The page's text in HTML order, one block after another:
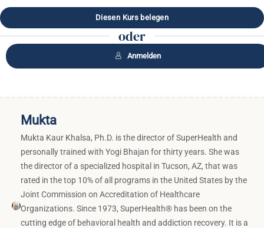
oder
Anmelden
Mukta
Mukta Kaur Khalsa, Ph.D. is the director of SuperHealth and
personally trained with Yogi Bhajan for thirty years. She was
the director of a specialized hospital in Tucson, AZ, that was
rated in the top 10% of all programs in the United States by the
Joint Commission on Accreditation of Healthcare
Organizations. Since 1973, SuperHealth® has been on the
cutting edge of behavioral health and addiction recovery. It is a